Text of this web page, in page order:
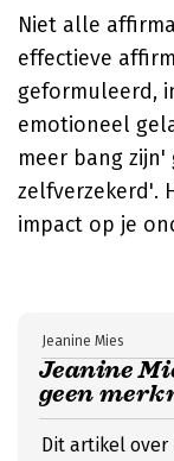
Niet alle
effectieve
geformuleerd,
emotioneel
meer bang
zelfverzekerd'.
impact op je
Jeanine
geen
Jeanine Mies
Dit artikel